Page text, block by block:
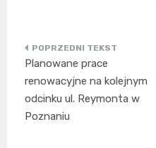
Nawigacja
wpisu
Planowane prace
renowacyjne na kolejnym
odcinku ul. Reymonta w
Poznaniu